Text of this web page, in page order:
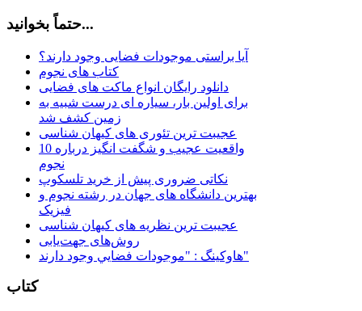
حتماً بخوانید...
آیا براستی موجودات فضایی وجود دارند؟
کتاب های نجوم
دانلود رایگان انواع ماکت های فضایی
برای اولین بار، سیاره ای درست شبیه به
زمین کشف شد
عجیبت ترین تئوری های کیهان شناسی
10 واقعیت عجیب و شگفت انگیز درباره
نجوم
نکاتی ضروری پیش از خرید تلسکوپ
بهترین دانشگاه های جهان در رشته نجوم و
فیزیک
عجیبت ترین نظریه های کیهان شناسی
روش‌های جهت‌یابی
هاوكينگ : "موجودات فضايي وجود دارند"
کتاب